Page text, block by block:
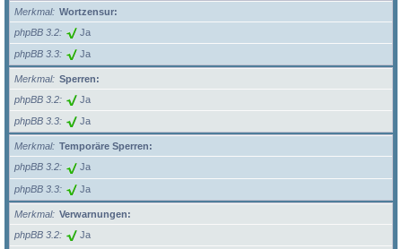
Merkmal
Wortzensur:
phpBB 3.2
Ja
phpBB 3.3 Ja
Merkmal
Sperren:
phpBB 3.2
Ja
phpBB 3.3 Ja
Merkmal
Temporäre Sperren:
phpBB 3.2
Ja
phpBB 3.3 Ja
Merkmal
Verwarnungen:
phpBB 3.2
Ja